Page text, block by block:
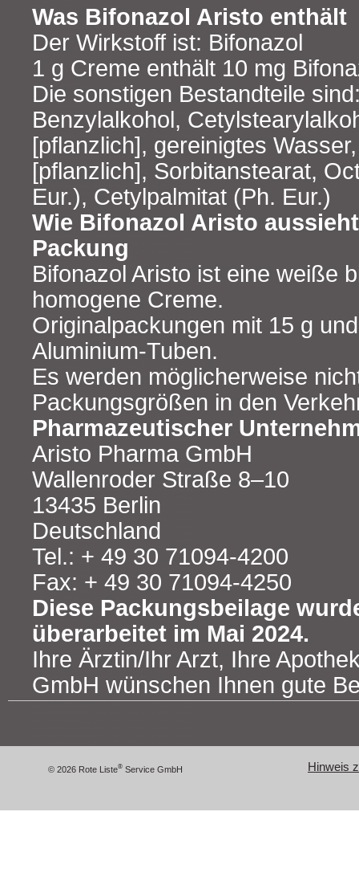
Was Bifonazol Aristo enthält
Der Wirkstoff ist: Bifonazol
1 g Creme enthält 10 mg
Die sonstigen Bestandteile
Benzylalkohol,
[pflanzlich], gereinigtes
[pflanzlich], Sorbitanstearat,
Eur.), Cetylpalmitat (Ph. Eur.)
Wie Bifonazol Aristo
Packung
Bifonazol Aristo ist eine weiße
homogene Creme.
Originalpackungen mit 15 g
Aluminium-Tuben.
Es werden möglicherweise
Packungsgrößen in den
Pharmazeutischer
Aristo Pharma GmbH
Wallenroder Straße 8–10
13435 Berlin
Deutschland
Tel.: + 49 30 71094-4200
Fax: + 49 30 71094-4250
Diese Packungsbeilage
überarbeitet im Mai 2024.
Ihre Ärztin/Ihr Arzt, Ihre
GmbH wünschen Ihnen gute
Hinweis
© 2026 Rote Liste® Service GmbH